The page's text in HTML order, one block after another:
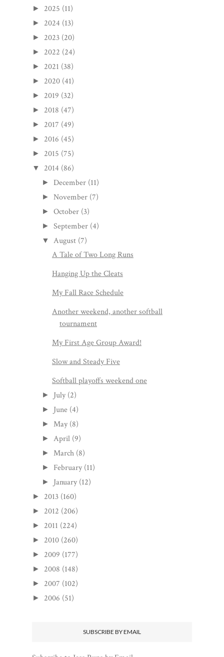
► 2025 (11)
► 2024 (13)
► 2023 (20)
► 2022 (24)
► 2021 (38)
► 2020 (41)
► 2019 (32)
► 2018 (47)
► 2017 (49)
► 2016 (45)
► 2015 (75)
▼ 2014 (86)
► December (11)
►November (7)
►October (3)
►September (4)
▼ August (7)
A Tale of Two Long Runs
Hanging Up the Cleats
My Fall Race Schedule
Another weekend, another softball
tournament
My First Age Group Award!
Slow and Steady Five
Softball playoffs weekend one
► July (2)
► June (4)
► May (8)
► April (9)
► March (8)
► February (11)
► January (12)
► 2013 (160)
► 2012 (206)
► 2011 (224)
► 2010 (260)
► 2009 (177)
► 2008 (148)
► 2007 (102)
► 2006 (51)
SUBSCRIBE BY EMAIL